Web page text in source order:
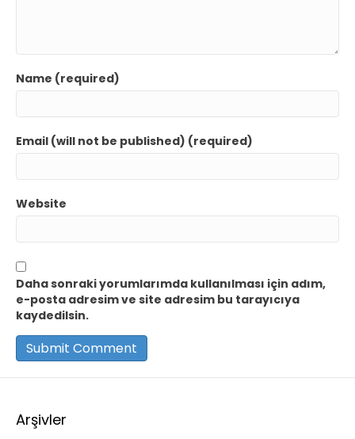
Name (required)
Email (will not be published) (required)
Website
Daha sonraki yorumlarımda kullanılması için adım,
e-posta adresim ve site adresim bu tarayıcıya
kaydedilsin.
Arşivler